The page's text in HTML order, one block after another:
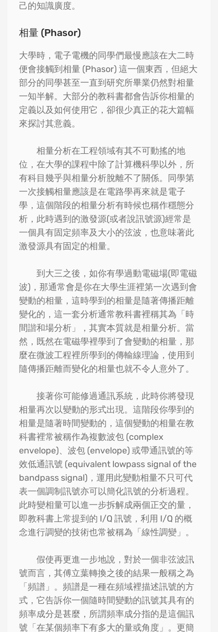
己的知識廣度。
相量 (Phasor)
大學時，電子電機的同學們最慢應該在大二時
便會接觸到相量 (Phasor) 這一個東西，但絕大
部分的同學甚至一直到研究所畢業仍然對相量
一知半解。大部分的教科書都會告訴你相量的
定義以及如何使用它，卻很少真正的花大篇幅
來探討其意義。
相量分析在工程領域有其不可動搖的地
位，在大學的課程中除了計算機科學以外，所
有科目幾乎與相量分析脫離不了關係。同學第
一次接觸相量應該是在電路學再來就是電子
學，這個階段的相量分析有時候也稱作穩態分
析，此時遇到的激發源(或者說訊號源)經常是
一個具有固定頻率及大小的弦波，也意味著此
激發源具有固定的相量。
到大三之後，如你有學過動電磁場(即電磁
波)，那通常會是你在大學生涯裡第一次遇到會
變動的相量，這時學到的相量是隨著傳播距離
變化的，這一套分析通常教科書裡稱其為「時
間諧和場分析」，其實本質就是相量分析。當
然，既然在電磁學裡學到了會變動的相量，那
麼在微波工程裡所學到的傳輸線理論，使用到
隨傳播距離而變化的相量也就不令人意外了。
接著你可能修過通訊系統，此時你將發現
相量再次以變動的形式出現。這階段你學到的
相量是隨著時間變動的，這個變動的相量在教
科書裡常被稱作為複數波包 (complex
envelope)、波包 (envelope) 或帶通訊號的等
效低通訊號 (equivalent lowpass signal of the
bandpass signal)，運用此變動相量不只可代
表一個調制訊號亦可以簡化訊號的分析過程。
此時變相量可以進一步拆解成兩個正交的量，
即教科書上常提到的 I/Q 訊號，利用 I/Q 的概
念進行調變的技術也常被稱為「線性調變」。
假使再更進一步地說，對於一個非弦波訊
號而言，其傅立葉轉換之後的結果一般稱之為
「頻譜」。頻譜是一種在頻域裡描述訊號的方
式，它告訴你一個隨時間變動的訊號其具有的
頻率成分是甚麼，所謂頻率成分指的是這個訊
號「在某個頻率下有多大的量或角度」。更簡